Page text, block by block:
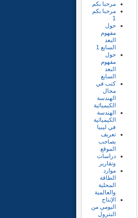
مرحبا بكم
مرحبا بكم
1
حول
مفهوم
البعد
السابع 1
حول
مفهوم
البعد
السابع
كتب في
مجال
الهندسة
الكيميائية
الهندسة
الكيميائية
في ليبيا
تعريف
بصاحب
الموقع
دراسات
وتقارير
موارد
الطاقة
المحلية
والعالمية
الإنتاج
اليومي من
البترول